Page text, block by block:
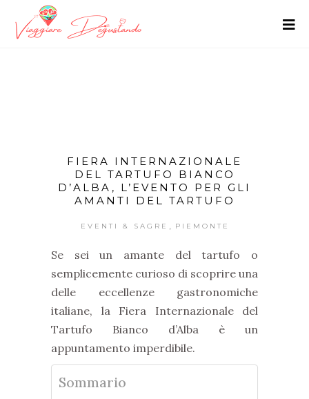
FIERA INTERNAZIONALE
DEL TARTUFO BIANCO
D’ALBA, L’EVENTO PER GLI
AMANTI DEL TARTUFO
EVENTI & SAGRE PIEMONTE
Se sei un amante del tartufo o
semplicemente curioso di scoprire una
delle eccellenze gastronomiche
italiane, la Fiera Internazionale del
Tartufo Bianco d’Alba è un
appuntamento imperdibile.
Sommario